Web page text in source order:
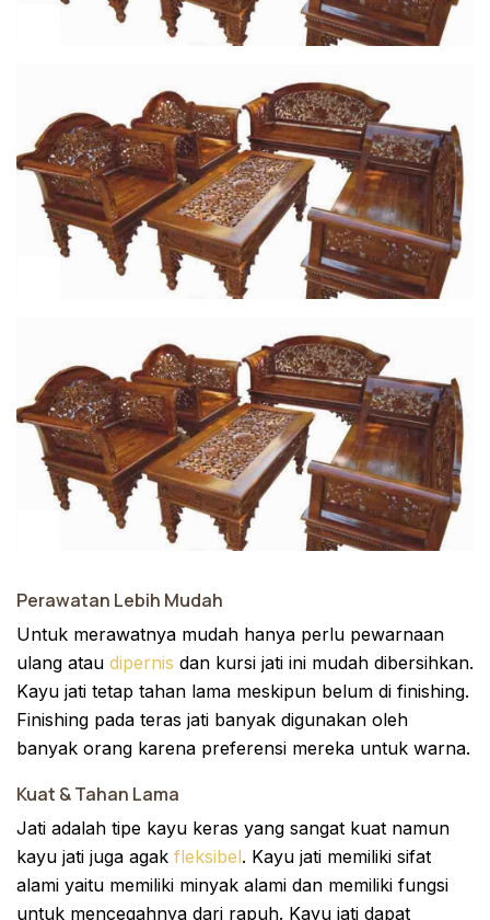
Perawatan Lebih Mudah
Untuk merawatnya mudah hanya perlu pewarnaan
ulang atau dipernis dan kursi jati ini mudah dibersihkan.
Kayu jati tetap tahan lama meskipun belum di finishing.
Finishing pada teras jati banyak digunakan oleh
banyak orang karena preferensi mereka untuk warna.
Kuat & Tahan Lama
Jati adalah tipe kayu keras yang sangat kuat namun
kayu jati juga agak fleksibel. Kayu jati memiliki sifat
alami yaitu memiliki minyak alami dan memiliki fungsi
untuk mencegahnya dari rapuh. Kayu jati dapat